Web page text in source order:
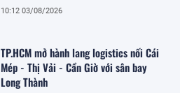
10:12 03/08/2026
TP.HCM mở hành lang logistics nối Cái
Mép - Thị Vải - Cần Giờ với sân bay
Long Thành